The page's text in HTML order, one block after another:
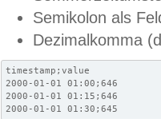
Semikolon als
Dezimalkomma
timestamp;value
2000-01-01 01:00;646
2000-01-01 01:15;646
2000-01-01 01:30;645